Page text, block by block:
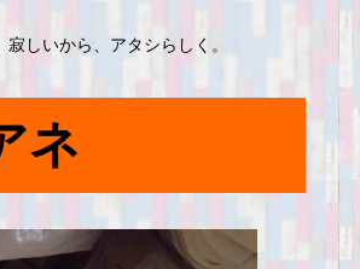
しいから、アタシらしく。
ネ